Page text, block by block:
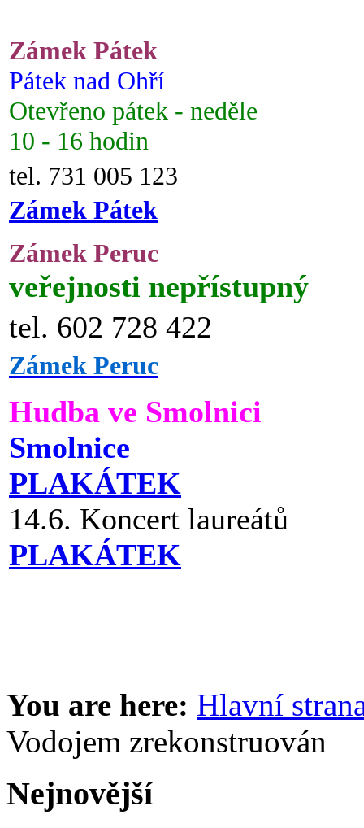
Zámek Pátek
Pátek nad Ohří
Otevřeno pátek - neděle
10 - 16 hodin
tel. 731 005 123
Zámek Pátek
Zámek Peruc
veřejnosti nepřístupný
tel. 602 728 422
Zámek Peruc
Hudba ve Smolnici
Smolnice
PLAKÁTEK
14.6. Koncert laureátů
PLAKÁTEK
You are here: Hlavní
Vodojem zrekonstruován
Nejnovější